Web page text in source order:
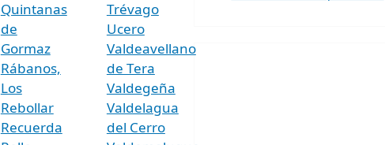
Quintanas
de
Gormaz
Rábanos,
Los
Rebollar
Recuerda
Trévago
Ucero
Valdeavellano
de Tera
Valdegeña
Valdelagua
del Cerro